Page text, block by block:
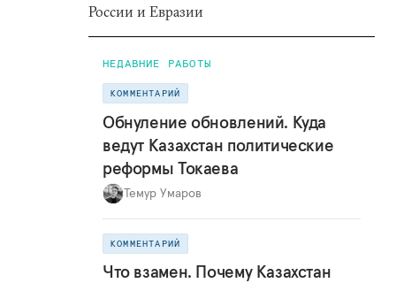
России и Евразии
НЕДАВНИЕ РАБОТЫ
КОММЕНТАРИЙ
Обнуление обновлений. Куда
ведут Казахстан политические
реформы Токаева
Темур Умаров
КОММЕНТАРИЙ
Что взамен. Почему Казахстан